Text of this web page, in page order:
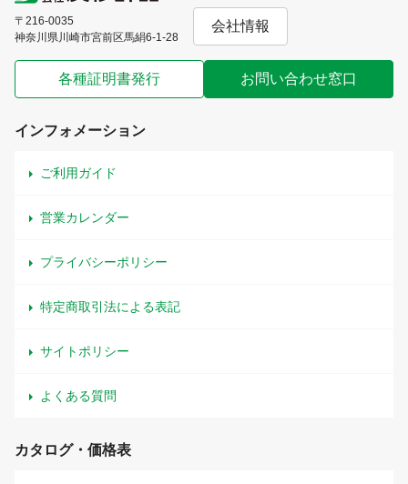
〒216-0035
神奈川県川崎市宮前区馬絹6-1-28
会社情報
各種証明書発行 お問い合わせ窓口
インフォメーション
ご利用ガイド
営業カレンダー
プライバシーポリシー
特定商取引法による表記
サイトポリシー
よくある質問
カタログ・価格表